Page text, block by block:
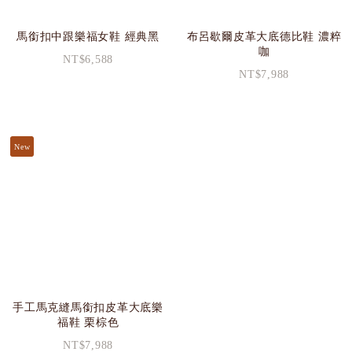
馬銜扣中跟樂福女鞋 經典黑
NT$6,588
布呂歇爾皮革大底德比鞋 濃粹
咖
NT$7,988
New
手工馬克縫馬銜扣皮革大底樂
福鞋 栗棕色
NT$7,988